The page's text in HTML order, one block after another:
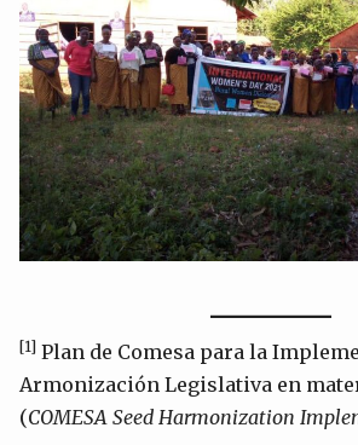
[1] Plan de Comesa para la
Armonización Legislativa en
(COMESA Seed Harmonization